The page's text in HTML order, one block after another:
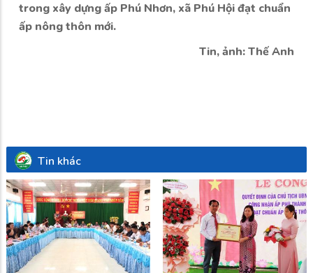
trong xây dựng ấp Phú Nhơn, xã Phú Hội đạt chuẩn
ấp nông thôn mới.
Tin, ảnh: Thế Anh
Tin khác